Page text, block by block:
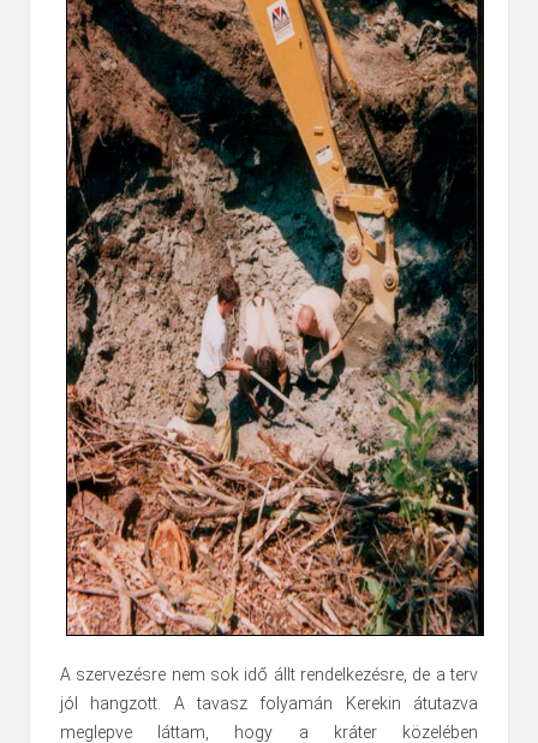
A szervezésre nem sok idő állt rendelkezésre, de a terv
jól hangzott. A tavasz folyamán Kerekin átutazva
meglepve láttam, hogy a kráter közelében